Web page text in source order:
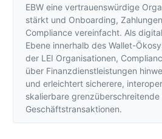
EBW eine vertrauenswürdige
stärkt und Onboarding,
Compliance vereinfacht. Als
Ebene innerhalb des Wallet-
der LEI Organisationen,
über Finanzdienstleistungen
und erleichtert sicherere,
skalierbare
Geschäftstransaktionen.